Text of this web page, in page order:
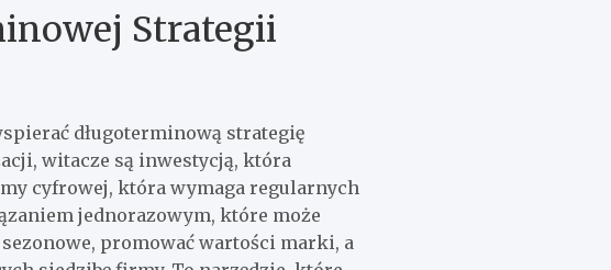
Strategii
długoterminową strategię
witacze są inwestycją, która
cyfrowej, która wymaga regularnych
jednorazowym, które może
promować wartości marki, a